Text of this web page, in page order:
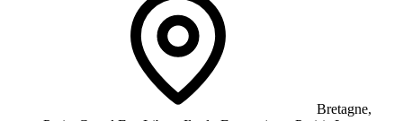
Bretagne,